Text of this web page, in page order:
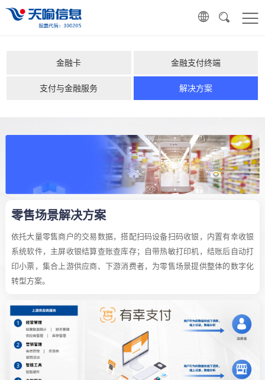
金融卡 金融支付终端
支付与金融服务 解决方案
零售场景解决方案
依托大量零售商户的交易数据，搭配扫码设备扫码收银，内置有幸收银
系统软件，主屏收银结算查账查库存；自带热敏打印机，结账后自动打
印小票，集合上游供应商、下游消费者，为零售场景提供整体的数字化
转型方案。